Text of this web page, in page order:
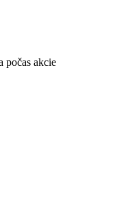
počas akcie